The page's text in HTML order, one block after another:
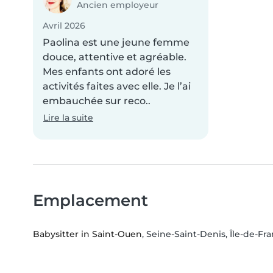
Ancien employeur
Avril 2026
Paolina est une jeune femme
douce, attentive et agréable.
Mes enfants ont adoré les
activités faites avec elle. Je l’ai
embauchée sur reco..
Lire la suite
Emplacement
Babysitter in Saint-Ouen, Seine-Saint-Denis, Île-de-